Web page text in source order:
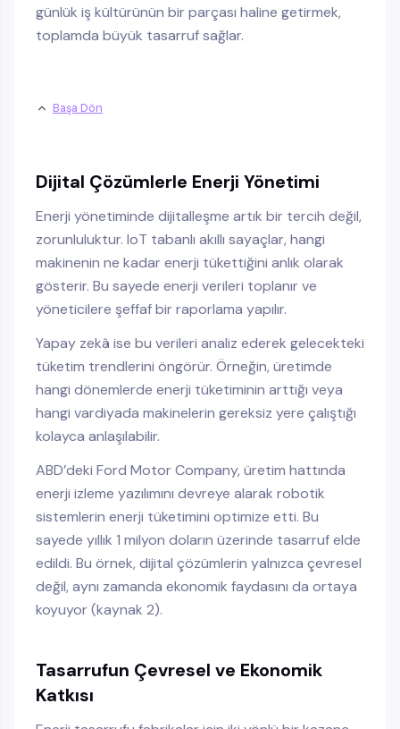
günlük iş kültürünün bir parçası haline getirmek,
toplamda büyük tasarruf sağlar.
Başa Dön
Dijital Çözümlerle Enerji Yönetimi
Enerji yönetiminde dijitalleşme artık bir tercih değil,
zorunluluktur. IoT tabanlı akıllı sayaçlar, hangi
makinenin ne kadar enerji tükettiğini anlık olarak
gösterir. Bu sayede enerji verileri toplanır ve
yöneticilere şeffaf bir raporlama yapılır.
Yapay zekâ ise bu verileri analiz ederek gelecekteki
tüketim trendlerini öngörür. Örneğin, üretimde
hangi dönemlerde enerji tüketiminin arttığı veya
hangi vardiyada makinelerin gereksiz yere çalıştığı
kolayca anlaşılabilir.
ABD’deki Ford Motor Company, üretim hattında
enerji izleme yazılımını devreye alarak robotik
sistemlerin enerji tüketimini optimize etti. Bu
sayede yıllık 1 milyon doların üzerinde tasarruf elde
edildi. Bu örnek, dijital çözümlerin yalnızca çevresel
değil, aynı zamanda ekonomik faydasını da ortaya
koyuyor (kaynak 2).
Tasarrufun Çevresel ve Ekonomik
Katkısı